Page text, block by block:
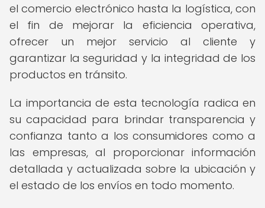
el comercio electrónico hasta la logística, con
el fin de mejorar la eficiencia operativa,
ofrecer un mejor servicio al cliente y
garantizar la seguridad y la integridad de los
productos en tránsito.
La importancia de esta tecnología radica en
su capacidad para brindar transparencia y
confianza tanto a los consumidores como a
las empresas, al proporcionar información
detallada y actualizada sobre la ubicación y
el estado de los envíos en todo momento.